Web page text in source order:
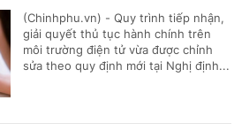
(Chinhphu.vn) - Quy trình tiếp nhận,
giải quyết thủ tục hành chính trên
môi trường điện tử vừa được chỉnh
sửa theo quy định mới tại Nghị định...